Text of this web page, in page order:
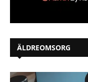
ÄLDREOMSORG